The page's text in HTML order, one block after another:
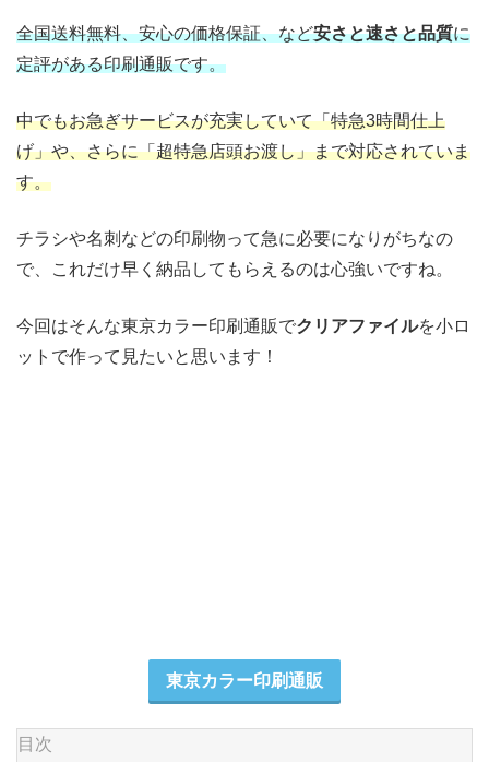
全国送料無料、安心の価格保証、など安さと速さと品質に
定評がある印刷通販です。
中でもお急ぎサービスが充実していて「特急3時間仕上
げ」や、さらに「超特急店頭お渡し」まで対応されていま
す。
チラシや名刺などの印刷物って急に必要になりがちなの
で、これだけ早く納品してもらえるのは心強いですね。
今回はそんな東京カラー印刷通販でクリアファイルを小ロ
ットで作って見たいと思います！
東京カラー印刷通販
目次